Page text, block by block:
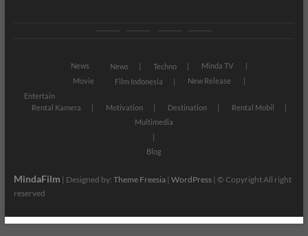
News News Techno
Minda TV
Movie
Film Indonesia
New Release
Entertain
Rental Kamera
Motivation Destination
Rental Mobil
Multimedia
Blog
MindaFilm | Designed by: Theme Freesia| WordPress| © Copyright All right
reserved